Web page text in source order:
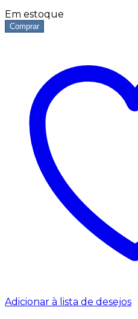
Em estoque
Comprar
Adicionar à lista de desejos